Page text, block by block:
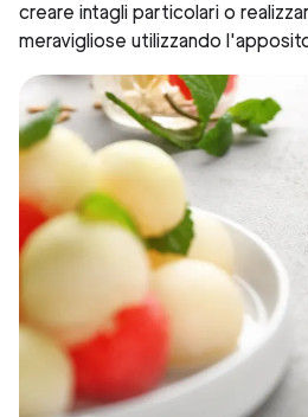
creare intagli particolari o
meravigliose utilizzando